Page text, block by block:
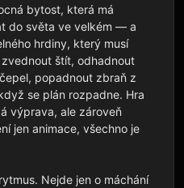
bytost, která má
do světa ve velkém — a
hrdiny, který musí
štít, odhadnout
popadnout zbraň z
se plán rozpadne. Hra
výprava, ale zároveň
jen animace, všechno je
Nejde jen o máchání